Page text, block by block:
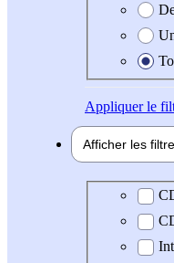
Appliquerle
Afficher les
Type de